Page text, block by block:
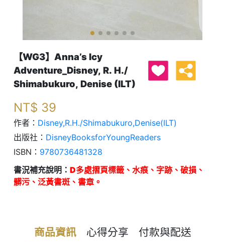
【WG3】Anna’s Icy
Adventure_Disney, R. H./
Shimabukuro, Denise (ILT)
NT$ 39
作者： Disney,R.H./Shimabukuro,Denise(ILT)
出版社： DisneyBooksforYoungReaders
ISBN： 9780736481328
書況補充說明： D多處摺頁標籤、水痕、字跡、破損、
髒污、泛黃書斑、書章。
商品資訊 心得分享 付款與配送